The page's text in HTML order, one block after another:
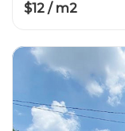
$12 / m2